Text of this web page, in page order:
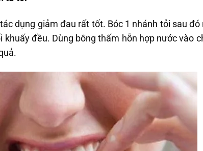
dụng giảm đau rất tốt. Bóc 1 nhánh tỏi sau
đều. Dùng bông thấm hỗn hợp nước vào